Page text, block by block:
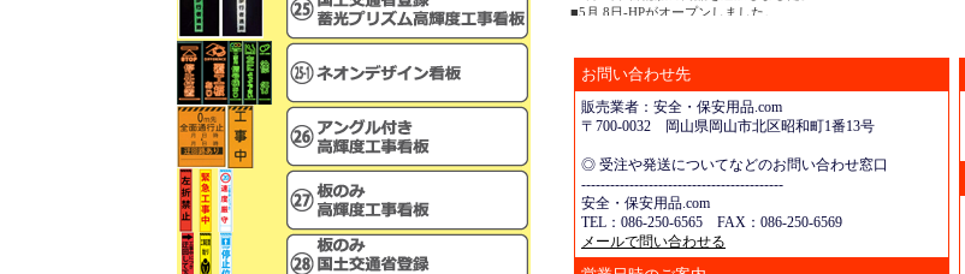
■5月 8日-HPがオープンしました。
お問い合わせ先
販売業者：安全・保安用品.com
〒700-0032 岡山県岡山市北区昭和町1番13号
◎ 受注や発送についてなどのお問い合わせ窓口
------------------------------------------
安全・保安用品.com
TEL：086-250-6565 FAX：086-250-6569
メールで問い合わせる